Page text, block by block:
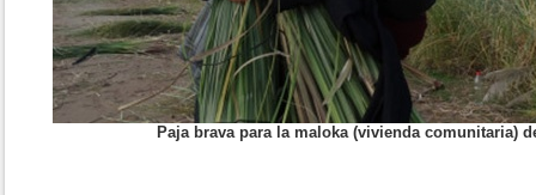
Paja brava para la maloka (vivienda comunitaria)